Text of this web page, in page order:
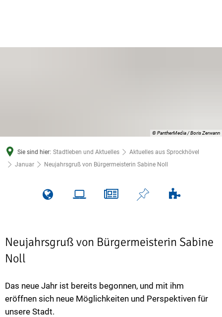
© PantherMedia / Boris Zerwann
Sie sind hier: Stadtleben und Aktuelles
Aktuelles aus Sprockhövel
Januar
Neujahrsgruß von Bürgermeisterin Sabine Noll
Neujahrsgruß von Bürgermeisterin Sabine
Noll
Das neue Jahr ist bereits begonnen, und mit ihm
eröffnen sich neue Möglichkeiten und Perspektiven für
unsere Stadt.